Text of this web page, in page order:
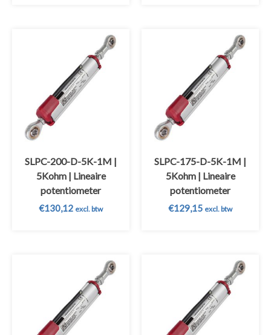
SLPC-200-D-5K-1M |
5Kohm | Lineaire
potentiometer
€130,12 excl. btw
SLPC-175-D-5K-1M |
5Kohm | Lineaire
potentiometer
€129,15 excl. btw